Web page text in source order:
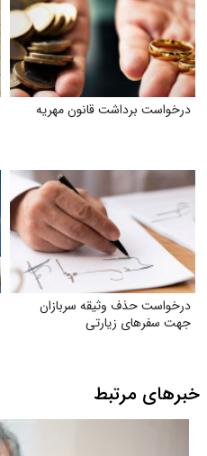
درخواست برداشت قانون مهریه
درخواست حذف وثیقه سربازان
جهت سفرهای زیارتی
خبرهای مرتبط